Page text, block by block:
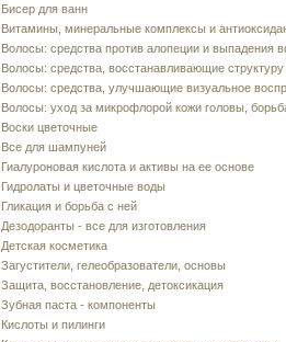
Бисер для ванн
Витамины, минеральные комплексы и
Волосы: средства против алопеции и выпадения
Волосы: средства, восстанавливающие
Волосы: средства, улучшающие визуальное
Волосы: уход за микрофлорой кожи головы,
Воски цветочные
Все для шампуней
Гиалуроновая кислота и активы на ее основе
Гидролаты и цветочные воды
Гликация и борьба с ней
Дезодоранты - все для изготовления
Детская косметика
Загустители, гелеобразователи, основы
Защита, восстановление, детоксикация
Зубная паста - компоненты
Кислоты и пилинги